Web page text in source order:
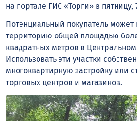
на портале ГИС «Торги» в пятницу,
Потенциальный покупатель может
территорию общей площадью
квадратных метров в
Использовать эти участки
многоквартирную застройку или
торговых центров и магазинов.